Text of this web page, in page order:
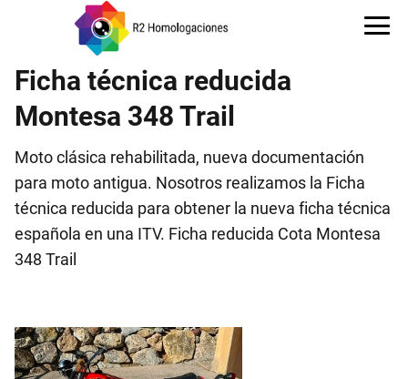
Ficha técnica reducida
Montesa 348 Trail
Moto clásica rehabilitada, nueva documentación
para moto antigua. Nosotros realizamos la Ficha
técnica reducida para obtener la nueva ficha técnica
española en una ITV. Ficha reducida Cota Montesa
348 Trail